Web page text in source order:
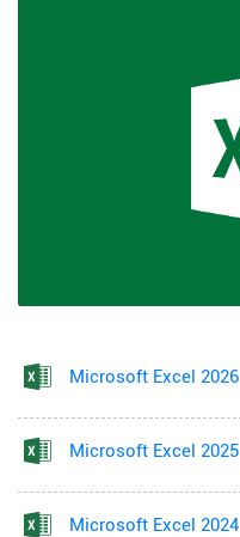
Microsoft Excel 2026
Microsoft Excel 2025
Microsoft Excel 2024